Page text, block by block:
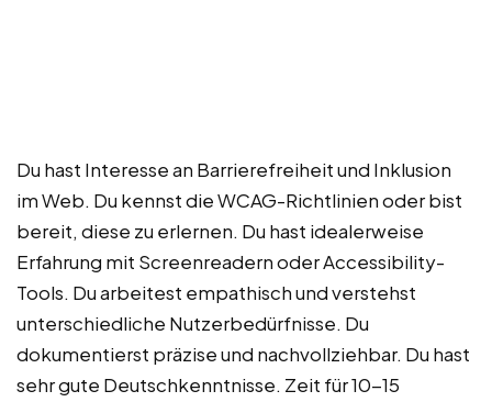
Du hast Interesse an Barrierefreiheit und Inklusion
im Web. Du kennst die WCAG-Richtlinien oder bist
bereit, diese zu erlernen. Du hast idealerweise
Erfahrung mit Screenreadern oder Accessibility-
Tools. Du arbeitest empathisch und verstehst
unterschiedliche Nutzerbedürfnisse. Du
dokumentierst präzise und nachvollziehbar. Du hast
sehr gute Deutschkenntnisse. Zeit für 10-15